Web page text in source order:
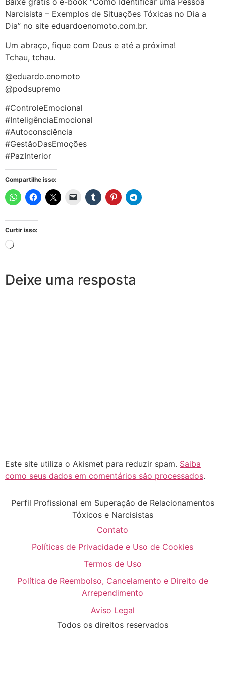
Narcisista – Exemplos de Situações Tóxicas no Dia a
Dia” no site eduardoenomoto.com.br.
Um abraço, fique com Deus e até a próxima!
Tchau, tchau.
@eduardo.enomoto
@podsupremo
#ControleEmocional
#InteligênciaEmocional
#Autoconsciência
#GestãoDasEmoções
#PazInterior
Compartilhe isso:
Curtir isso:
Deixe uma resposta
Este site utiliza o Akismet para reduzir spam. Saiba
como seus dados em comentários são processados.
Perfil Profissional em Superação de Relacionamentos
Tóxicos e Narcisistas
Contato
Políticas de Privacidade e Uso de Cookies
Termos de Uso
Política de Reembolso, Cancelamento e Direito de
Arrependimento
Aviso Legal
Todos os direitos reservados